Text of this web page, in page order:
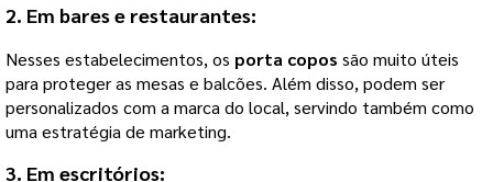
2. Em bares e restaurantes:
Nesses estabelecimentos, os porta copos são muito úteis
para proteger as mesas e balcões. Além disso, podem ser
personalizados com a marca do local, servindo também como
uma estratégia de marketing.
3. Em escritórios: